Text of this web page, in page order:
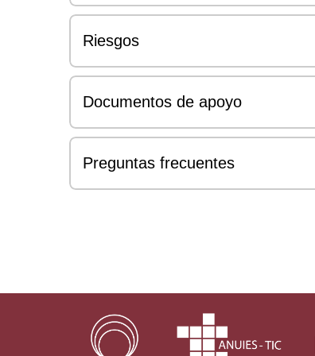
Riesgos
Documentos de apoyo
Preguntas frecuentes